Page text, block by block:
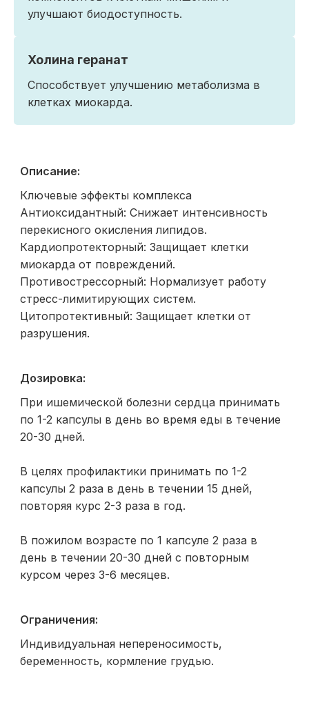
улучшают биодоступность.
Холина геранат
Способствует улучшению метаболизма в
клетках миокарда.
Описание:
Ключевые эффекты комплекса
Антиоксидантный: Снижает интенсивность
перекисного окисления липидов.
Кардиопротекторный: Защищает клетки
миокарда от повреждений.
Противострессорный: Нормализует работу
стресс-лимитирующих систем.
Цитопротективный: Защищает клетки от
разрушения.
Дозировка:
При ишемической болезни сердца принимать
по 1-2 капсулы в день во время еды в течение
20-30 дней.
В целях профилактики принимать по 1-2
капсулы 2 раза в день в течении 15 дней,
повторяя курс 2-3 раза в год.
В пожилом возрасте по 1 капсуле 2 раза в
день в течении 20-30 дней с повторным
курсом через 3-6 месяцев.
Ограничения:
Индивидуальная непереносимость,
беременность, кормление грудью.